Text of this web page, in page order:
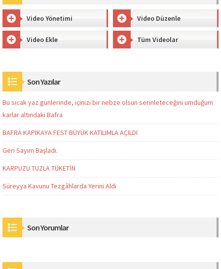
Video Yönetimi Video Düzenle
Video Ekle Tüm Videolar
Son Yazılar
Bu sıcak yaz günlerinde, içinizi bir nebze olsun serinleteceğini umduğum
karlar altındaki Bafra
BAFRA KAPIKAYA FEST BÜYÜK KATILIMLA AÇILDI
Geri Sayım Başladı.
KARPUZU TUZLA TÜKETİN
Süreyya Kavunu Tezgâhlarda Yerini Aldı
Son Yorumlar